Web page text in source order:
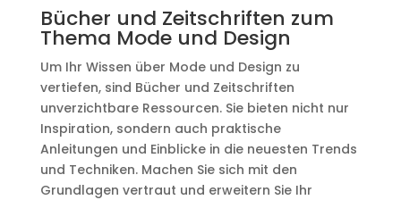
Bücher und Zeitschriften zum
Thema Mode und Design
Um Ihr Wissen über Mode und Design zu
vertiefen, sind Bücher und Zeitschriften
unverzichtbare Ressourcen. Sie bieten nicht nur
Inspiration, sondern auch praktische
Anleitungen und Einblicke in die neuesten Trends
und Techniken. Machen Sie sich mit den
Grundlagen vertraut und erweitern Sie Ihr